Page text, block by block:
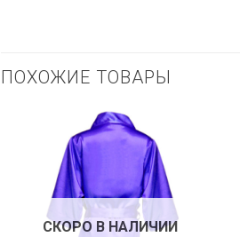
ПОХОЖИЕ ТОВАРЫ
СКОРО В НАЛИЧИИ